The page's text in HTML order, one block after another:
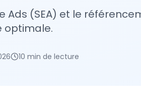
(SEA) et le
optimale.
10 min de lecture